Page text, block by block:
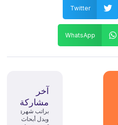
Twitter
WhatsApp
آخر
مشاركة
براتب شهري
وبدل أبحاث: